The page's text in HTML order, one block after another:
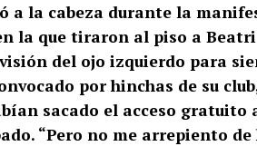
a la cabeza durante la
la que tiraron al piso a
del ojo izquierdo para
por hinchas de su
sacado el acceso gratuito
“Pero no me arrepiento de